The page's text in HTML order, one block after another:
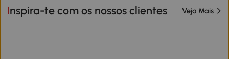
Inspira-te com os nossos clientes Veja Mais